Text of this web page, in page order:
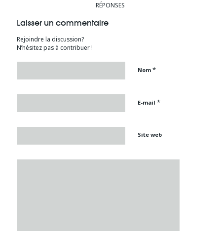
RÉPONSES
Laisser un commentaire
Rejoindre la discussion?
N’hésitez pas à contribuer !
Nom *
E-mail *
Site web